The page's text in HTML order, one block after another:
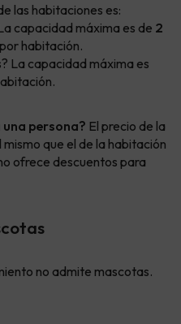
las habitaciones es:
capacidad máxima es de 2
por habitación.
La capacidad máxima es
persona? El precio de la
que el de la habitación
ofrece descuentos para
no admite mascotas.